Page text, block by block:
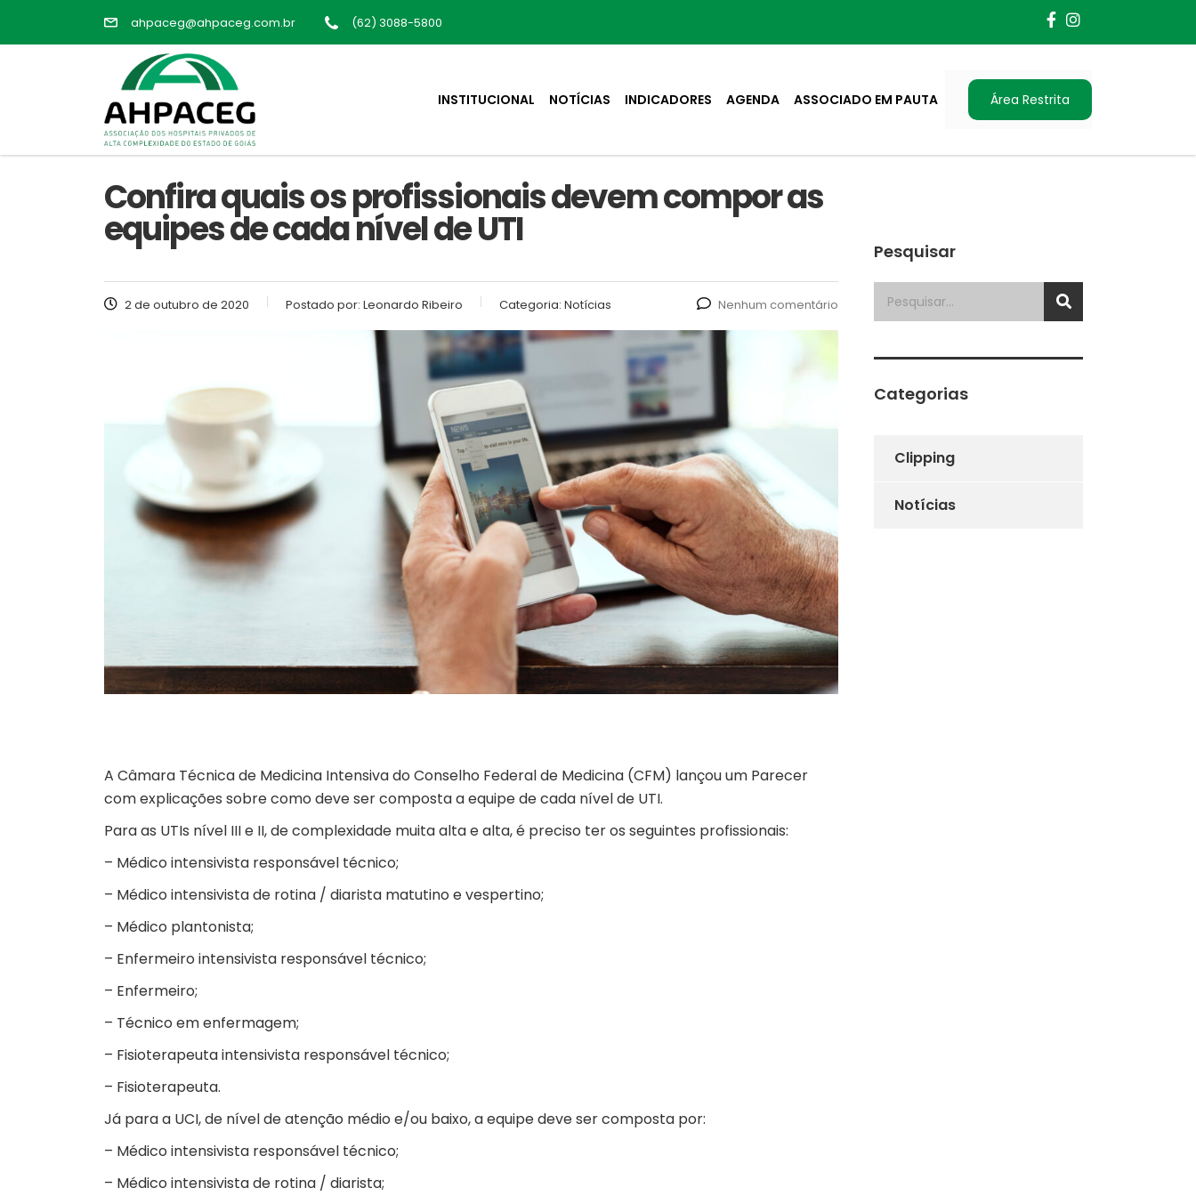
ahpaceg@ahpaceg.com.br (62) 3088-5800
INSTITUCIONAL NOTÍCIAS INDICADORES AGENDA ASSOCIADO EM PAUTA Área Restrita
Confira quais os profissionais devem compor as
equipes de cada nível de UTI
2 de outubro de 2020 Postado por: Leonardo Ribeiro Categoria: Notícias Nenhum comentário
A Câmara Técnica de Medicina Intensiva do Conselho Federal de Medicina (CFM) lançou um Parecer
com explicações sobre como deve ser composta a equipe de cada nível de UTI.
Para as UTIs nível III e II, de complexidade muita alta e alta, é preciso ter os seguintes profissionais:
– Médico intensivista responsável técnico;
– Médico intensivista de rotina / diarista matutino e vespertino;
– Médico plantonista;
– Enfermeiro intensivista responsável técnico;
– Enfermeiro;
– Técnico em enfermagem;
– Fisioterapeuta intensivista responsável técnico;
– Fisioterapeuta.
Já para a UCI, de nível de atenção médio e/ou baixo, a equipe deve ser composta por:
– Médico intensivista responsável técnico;
– Médico intensivista de rotina / diarista;
Pesquisar
Categorias
Clipping
Notícias